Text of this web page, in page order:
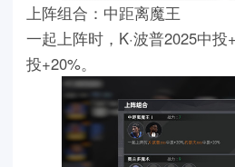
上阵组合：中距离魔王
一起上阵时，K·波普2025中投
投+20%。